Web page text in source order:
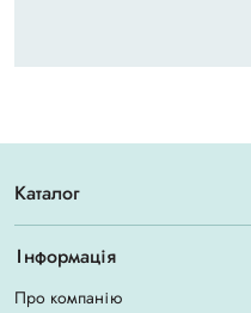
Каталог
Інформація
Про компанію